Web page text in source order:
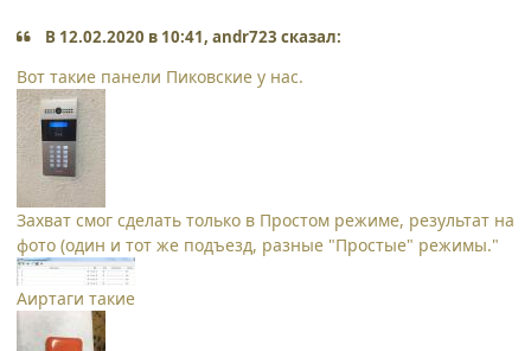
В 12.02.2020 в 10:41, andr723 сказал:
Вот такие панели Пиковские у нас.
Захват смог сделать только в Простом режиме, результат на
фото (один и тот же подъезд, разные "Простые" режимы."
Аиртаги такие